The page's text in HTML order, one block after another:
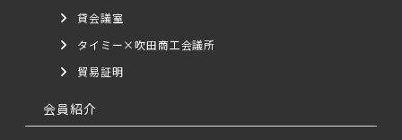
貸会議室
タイミー×吹田商工会議所
貿易証明
会員紹介